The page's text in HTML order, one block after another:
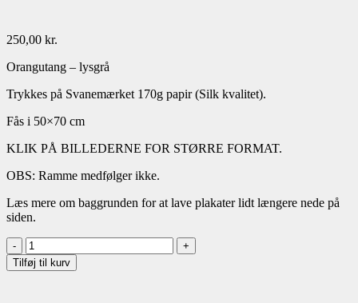
250,00 kr.
Orangutang – lysgrå
Trykkes på Svanemærket 170g papir (Silk kvalitet).
Fås i 50×70 cm
KLIK PÅ BILLEDERNE FOR STØRRE FORMAT.
OBS: Ramme medfølger ikke.
Læs mere om baggrunden for at lave plakater lidt længere nede på
siden.
Plakat
Orangutang
-
Tilføj til kurv